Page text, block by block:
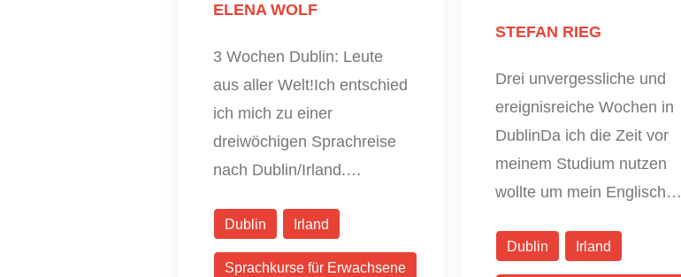
ELENA WOLF
3 Wochen Dublin: Leute
aus aller Welt!Ich entschied
ich mich zu einer
dreiwöchigen Sprachreise
nach Dublin/Irland.…
Dublin Irland
Sprachkurse für Erwachsene
STEFAN RIEG
Drei unvergessliche und
ereignisreiche Wochen in
DublinDa ich die Zeit vor
meinem Studium nutzen
wollte um mein Englisch…
Dublin Irland